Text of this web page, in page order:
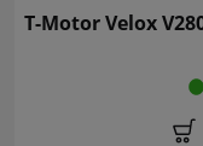
T-Motor Velox